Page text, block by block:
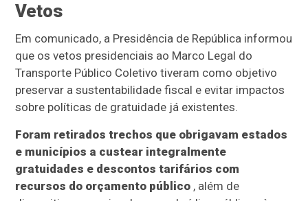
Vetos
Em comunicado, a Presidência de República informou
que os vetos presidenciais ao Marco Legal do
Transporte Público Coletivo tiveram como objetivo
preservar a sustentabilidade fiscal e evitar impactos
sobre políticas de gratuidade já existentes.
Foram retirados trechos que obrigavam estados
e municípios a custear integralmente
gratuidades e descontos tarifários com
recursos do orçamento público , além de